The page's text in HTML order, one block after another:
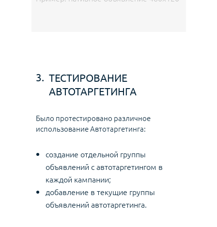
ТЕСТИРОВАНИЕ
АВТОТАРГЕТИНГА
Было протестировано различное
использование Автотаргетинга:
создание отдельной группы
объявлений с автотаргетингом в
каждой кампании;
добавление в текущие группы
объявлений автотаргетинга.
3.